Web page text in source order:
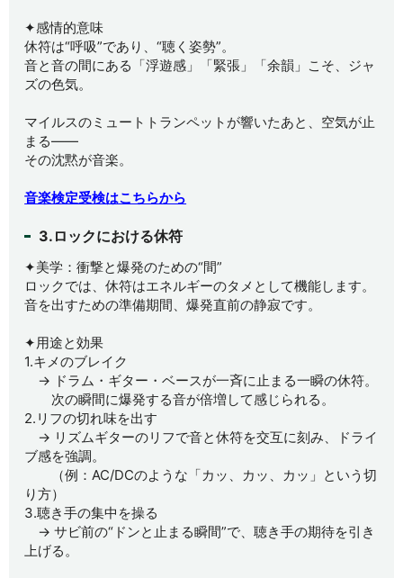
✦感情的意味
休符は“呼吸”であり、“聴く姿勢”。
音と音の間にある「浮遊感」「緊張」「余韻」こそ、ジャ
ズの色気。
マイルスのミュートトランペットが響いたあと、空気が止
まる——
その沈黙が音楽。
音楽検定受検はこちらから
3.ロックにおける休符
✦美学：衝撃と爆発のための“間”
ロックでは、休符はエネルギーのタメとして機能します。
音を出すための準備期間、爆発直前の静寂です。
✦用途と効果
1.キメのブレイク
→ ドラム・ギター・ベースが一斉に止まる一瞬の休符。
次の瞬間に爆発する音が倍増して感じられる。
2.リフの切れ味を出す
→ リズムギターのリフで音と休符を交互に刻み、ドライ
ブ感を強調。
（例：AC/DCのような「カッ、カッ、カッ」という切
り方）
3.聴き手の集中を操る
→ サビ前の“ドンと止まる瞬間”で、聴き手の期待を引き
上げる。